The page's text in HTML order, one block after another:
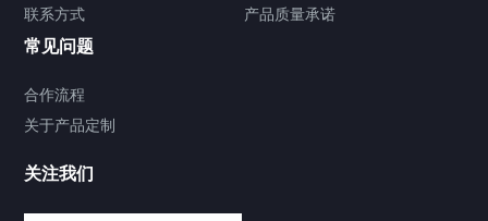
联系方式
产品质量承诺
常见问题
合作流程
关于产品定制
关注我们